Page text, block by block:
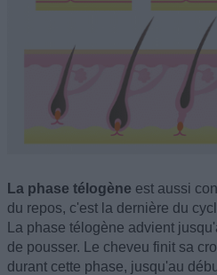
La phase télogène est aussi
du repos, c'est la dernière du
La phase télogène advient
de pousser. Le cheveu finit sa
durant cette phase, jusqu'au